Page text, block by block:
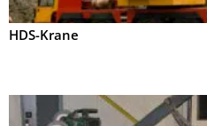
HDS-Krane